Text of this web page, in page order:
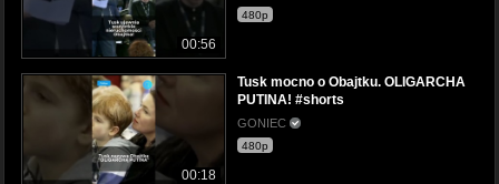
00:56
480p
00:18
Tusk mocno o Obajtku. OLIGARCHA
PUTINA! #shorts
GONIEC
480p